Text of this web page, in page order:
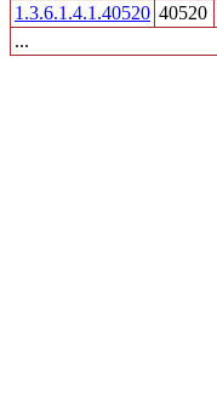
1.3.6.1.4.1.40520 40520
...